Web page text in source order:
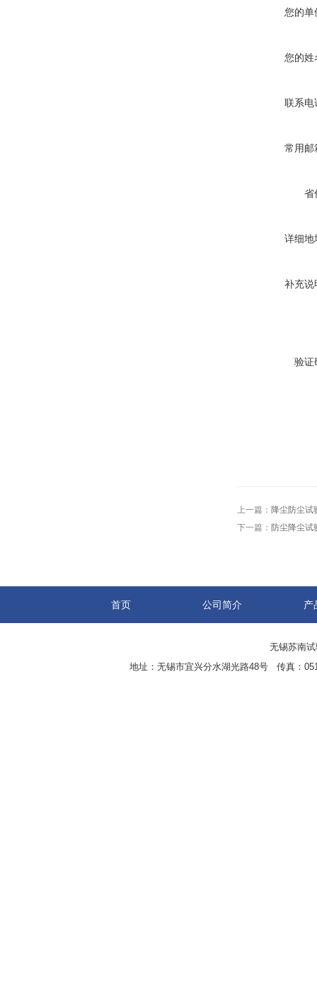
您的单
您的姓
联系电
常用邮
省
详细地
补充说
验证
上一篇： 降尘防尘试
下一篇： 防尘降尘试
首页 公司简介 产
无锡苏南
地址：无锡市宜兴分水湖光路48号 传真：